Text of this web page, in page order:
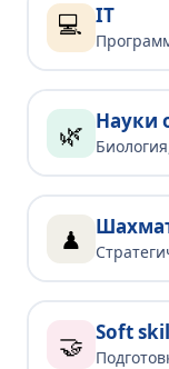
💻 IT
🌿 Науки
♟
🤝 Soft